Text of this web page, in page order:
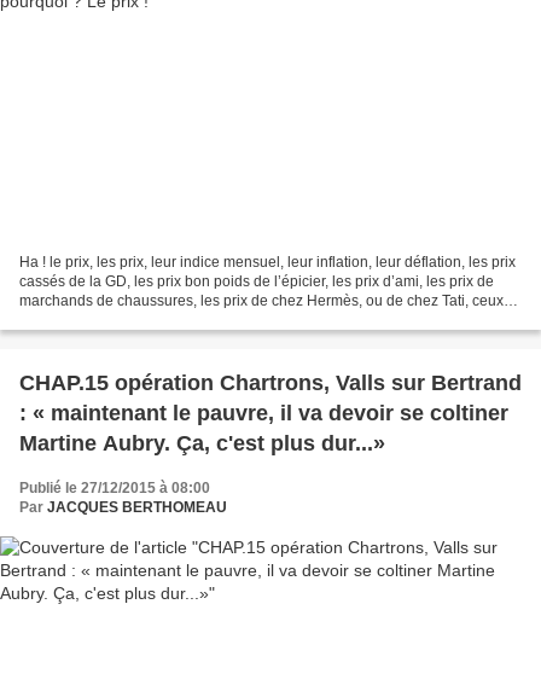
Ha ! le prix, les prix, leur indice mensuel, leur inflation, leur déflation, les prix
cassés de la GD, les prix bon poids de l’épicier, les prix d’ami, les prix de
marchands de chaussures, les prix de chez Hermès, ou de chez Tati, ceux
CHAP.15 opération Chartrons, Valls sur Bertrand
: « maintenant le pauvre, il va devoir se coltiner
Martine Aubry. Ça, c'est plus dur...»
Publié le 27/12/2015 à 08:00
Par JACQUES BERTHOMEAU